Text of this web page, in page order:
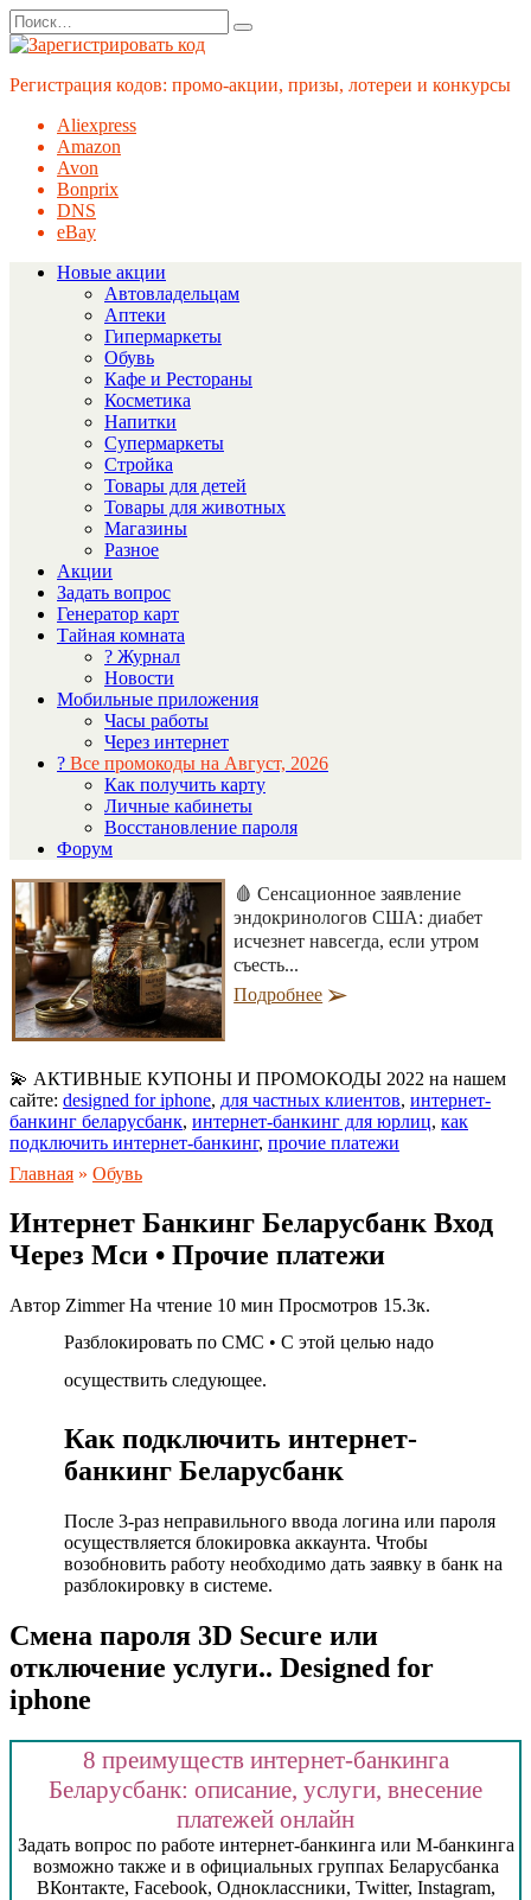
Перейти
к
содержанию
Search
for:
Регистрация кодов: промо-акции, призы, лотереи и конкурсы
Aliexpress
Amazon
Avon
Bonprix
DNS
eBay
Новые акции
Автовладельцам
Аптеки
Гипермаркеты
Обувь
Кафе и Рестораны
Косметика
Напитки
Супермаркеты
Стройка
Товары для детей
Товары для животных
Магазины
Разное
Акции
Задать вопрос
Генератор карт
Тайная комната
? Журнал
Новости
Мобильные приложения
Часы работы
Через интернет
? Все промокоды на Август, 2026
Как получить карту
Личные кабинеты
Восстановление пароля
Форум
🩸 Сенсационное заявление
эндокринологов США: диабет
исчезнет навсегда, если утром
съесть...
Подробнее
💫 АКТИВНЫЕ КУПОНЫ И ПРОМОКОДЫ 2022 на нашем
сайте: designed for iphone, для частных клиентов, интернет-
банкинг беларусбанк, интернет-банкинг для юрлиц, как
подключить интернет-банкинг, прочие платежи
Главная » Обувь
Интернет Банкинг Беларусбанк Вход
Через Мси • Прочие платежи
Автор Zimmer На чтение 10 мин Просмотров 15.3к.
Разблокировать по СМС • С этой целью надо
осуществить следующее.
Как подключить интернет-
банкинг Беларусбанк
После 3-раз неправильного ввода логина или пароля
осуществляется блокировка аккаунта. Чтобы
возобновить работу необходимо дать заявку в банк на
разблокировку в системе.
Смена пароля 3D Secure или
отключение услуги.. Designed for
iphone
8 преимуществ интернет-банкинга
Беларусбанк: описание, услуги, внесение
платежей онлайн
Задать вопрос по работе интернет-банкинга или М-банкинга
возможно также и в официальных группах Беларусбанка
ВКонтакте, Facebook, Одноклассники, Twitter, Instagram,